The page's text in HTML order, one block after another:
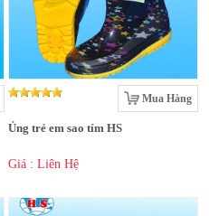
Mua Hàng
Ủng trẻ em sao tím HS
Giá : Liên Hệ